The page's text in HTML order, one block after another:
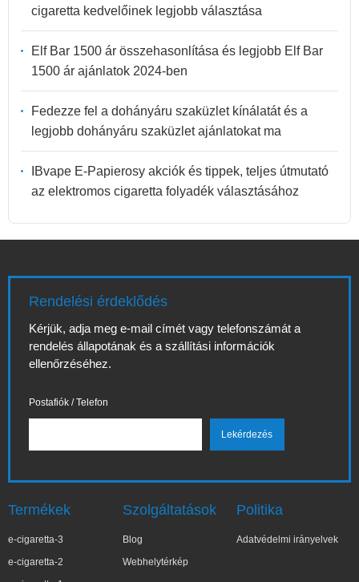
cigaretta kedvelőinek legjobb választása
Elf Bar 1500 ár összehasonlítása és legjobb Elf Bar
1500 ár ajánlatok 2024-ben
Fedezze fel a dohányáru szaküzlet kínálatát és a
legjobb dohányáru szaküzlet ajánlatokat ma
IBvape E-Papierosy akciók és tippek, teljes útmutató
az elektromos cigaretta folyadék választásához
Rendelési érdeklődés
Kérjük, adja meg e-mail címét vagy telefonszámát a
rendelés állapotának és a szállítási információk
ellenőrzéséhez.
Postafiók / Telefon
Termékek
e-cigaretta-3
e-cigaretta-2
Szolgáltatások
Blog
Webhelytérkép
Politika
Adatvédelmi irányelvek